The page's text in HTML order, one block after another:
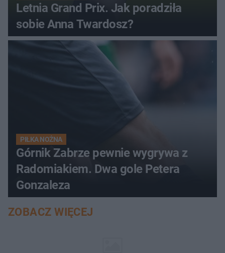
Letnia Grand Prix. Jak poradziła
sobie Anna Twardosz?
PIŁKA NOŻNA
Górnik Zabrze pewnie wygrywa z
Radomiakiem. Dwa gole Petera
Gonzaleza
ZOBACZ WIĘCEJ